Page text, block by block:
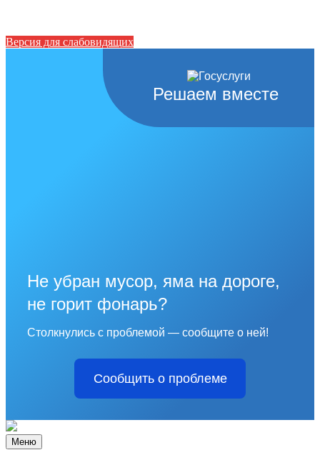
Версия для слабовидящих
Решаем вместе
Не убран мусор, яма на дороге,
не горит фонарь?
Столкнулись с проблемой — сообщите о ней!
Сообщить о проблеме
Меню